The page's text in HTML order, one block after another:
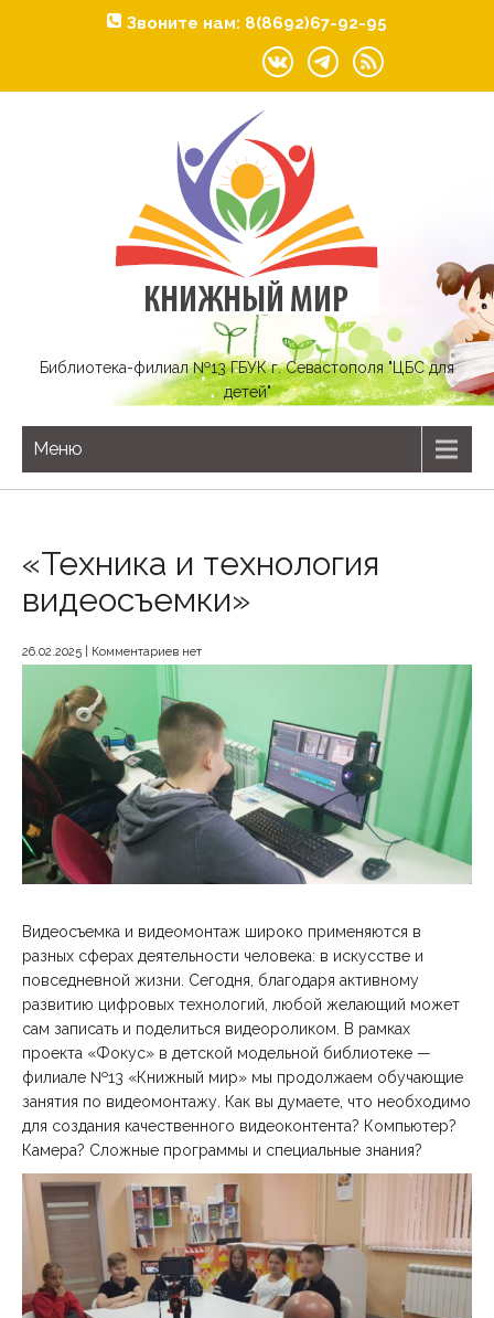
Звоните нам: 8(8692)67-92-95
Библиотека-филиал №13 ГБУК г. Севастополя "ЦБС для
детей"
Меню
«Техника и технология
видеосъемки»
26.02.2025 Комментариев нет
Видеосъемка и видеомонтаж широко применяются в
разных сферах деятельности человека: в искусстве и
повседневной жизни. Сегодня, благодаря активному
развитию цифровых технологий, любой желающий может
сам записать и поделиться видеороликом. В рамках
проекта «Фокус» в детской модельной библиотеке —
филиале №13 «Книжный мир» мы продолжаем обучающие
занятия по видеомонтажу. Как вы думаете, что необходимо
для создания качественного видеоконтента? Компьютер?
Камера? Сложные программы и специальные знания?